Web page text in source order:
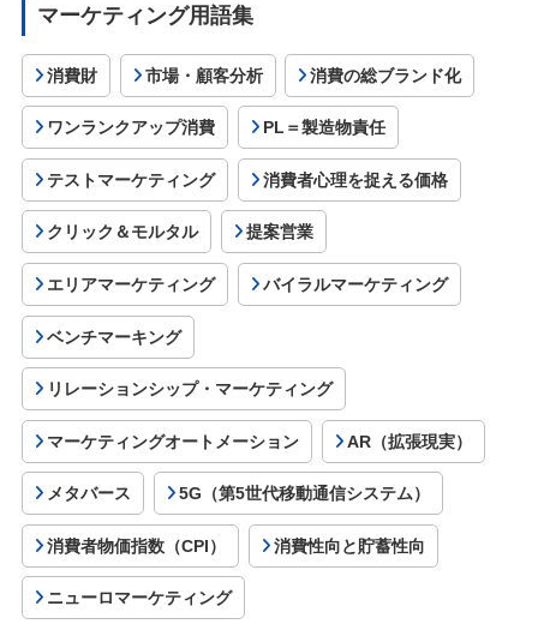
マーケティング用語集
消費財 市場・顧客分析 消費の総ブランド化
ワンランクアップ消費 PL＝製造物責任
テストマーケティング 消費者心理を捉える価格
クリック＆モルタル 提案営業
エリアマーケティング バイラルマーケティング
ベンチマーキング
リレーションシップ・マーケティング
マーケティングオートメーション AR（拡張現実）
メタバース 5G（第5世代移動通信システム）
消費者物価指数（CPI） 消費性向と貯蓄性向
ニューロマーケティング